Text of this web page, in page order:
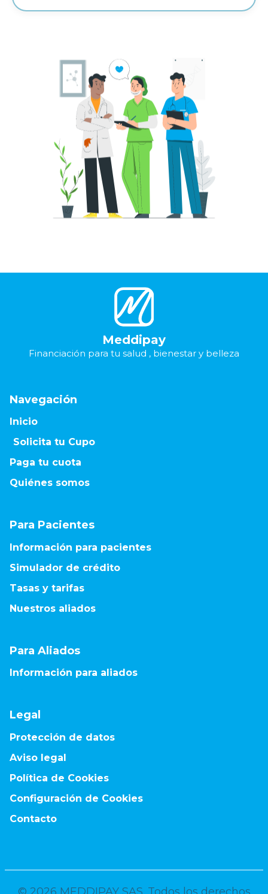
Meddipay
Financiación para tu salud , bienestar y belleza
Navegación
Inicio
Solicita tu Cupo
Paga tu cuota
Quiénes somos
Para Pacientes
Información para pacientes
Simulador de crédito
Tasas y tarifas
Nuestros aliados
Para Aliados
Información para aliados
Legal
Protección de datos
Aviso legal
Política de Cookies
Configuración de Cookies
Contacto